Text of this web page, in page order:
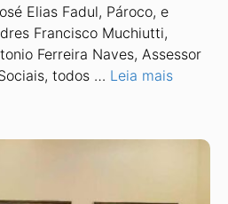
Elias Fadul, Pároco, e
Francisco Muchiutti,
Ferreira Naves, Assessor
todos … Leia mais